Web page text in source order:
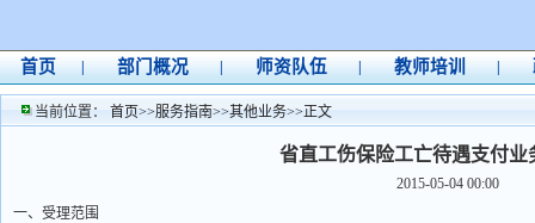
首页 部门概况 师资队伍 教师培训
当前位置： 首页>>服务指南>>其他业务>>正文
省直工伤保险工亡待遇支付业
2015-05-04 00:00
一、受理范围